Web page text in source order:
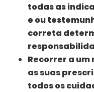
todas as
e ou
correta
Recorrer a
as suas
todos os